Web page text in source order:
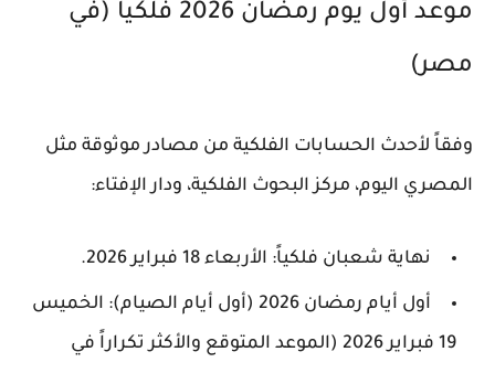
موعد أول يوم رمضان 2026 فلكياً (في
مصر)
وفقاً لأحدث الحسابات الفلكية من مصادر موثوقة مثل
المصري اليوم، مركز البحوث الفلكية، ودار الإفتاء:
نهاية شعبان فلكياً: الأربعاء 18 فبراير 2026.
أول أيام رمضان 2026 (أول أيام الصيام)
: الخميس
19 فبراير 2026 (الموعد المتوقع والأكثر تكراراً في